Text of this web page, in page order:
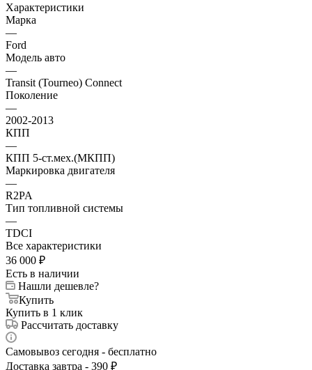
Характеристики
Марка
—
Ford
Модель авто
—
Transit (Tourneo) Connect
Поколение
—
2002-2013
КПП
—
КПП 5-ст.мех.(МКПП)
Маркировка двигателя
—
R2PA
Тип топливной системы
—
TDCI
Все характеристики
36 000 ₽
Есть в наличии
Нашли дешевле?
Купить
Купить в 1 клик
Рассчитать доставку
Самовывоз сегодня - бесплатно
Доставка завтра - 390 ₽